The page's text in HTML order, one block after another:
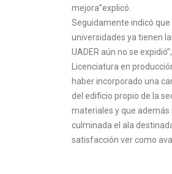
mejora”explicó.
Seguidamente indicó que
universidades ya tienen
UADER aún no se
Licenciatura en
haber incorporado una
del edificio propio de la
materiales y que además
culminada el ala
satisfacción ver como